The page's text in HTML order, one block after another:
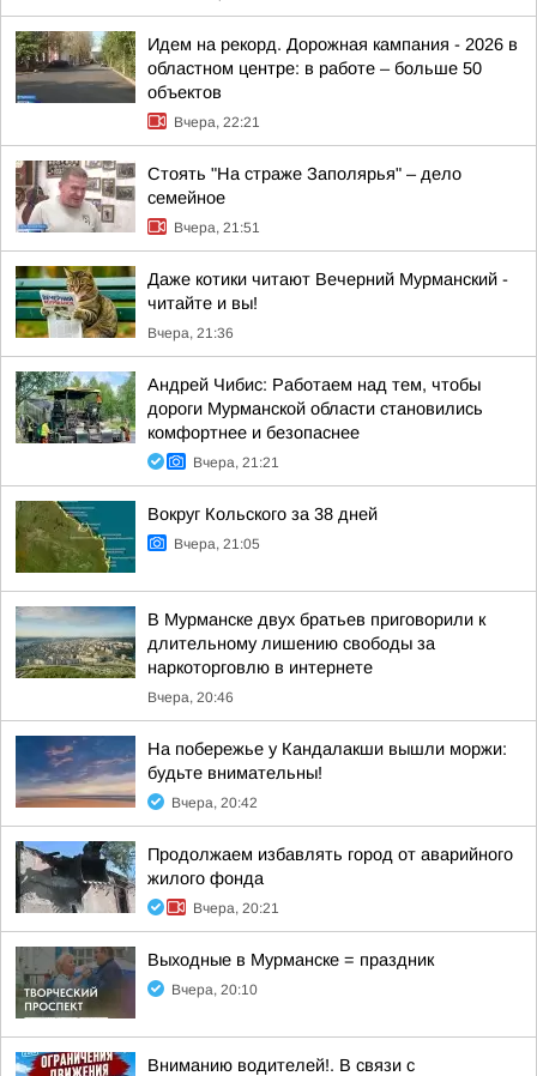
Идем на рекорд. Дорожная кампания - 2026 в
областном центре: в работе – больше 50
объектов
Вчера, 22:21
Стоять "На страже Заполярья" – дело
семейное
Вчера, 21:51
Даже котики читают Вечерний Мурманский -
читайте и вы!
Вчера, 21:36
Андрей Чибис: Работаем над тем, чтобы
дороги Мурманской области становились
комфортнее и безопаснее
Вчера, 21:21
Вокруг Кольского за 38 дней
Вчера, 21:05
В Мурманске двух братьев приговорили к
длительному лишению свободы за
наркоторговлю в интернете
Вчера, 20:46
На побережье у Кандалакши вышли моржи:
будьте внимательны!
Вчера, 20:42
Продолжаем избавлять город от аварийного
жилого фонда
Вчера, 20:21
Выходные в Мурманске = праздник
Вчера, 20:10
Вниманию водителей!. В связи с